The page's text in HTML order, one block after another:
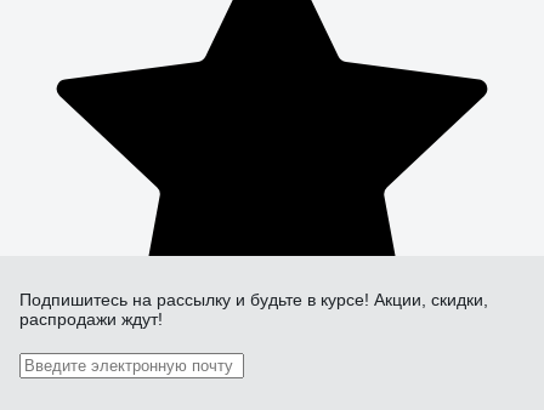
Подпишитесь на рассылку и будьте в курсе! Акции, скидки,
распродажи ждут!